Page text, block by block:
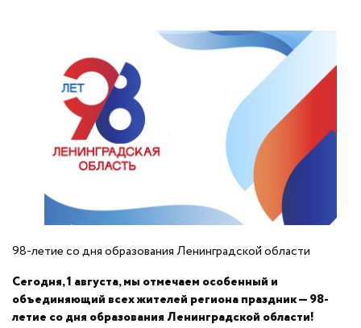
98-летие со дня образования Ленинградской области
Сегодня, 1 августа, мы отмечаем особенный и
объединяющий всех жителей региона праздник — 98-
летие со дня образования Ленинградской области!